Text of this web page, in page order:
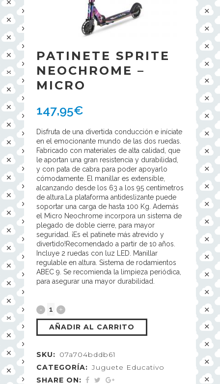
PATINETE SPRITE
NEOCHROME –
MICRO
147,95€
Disfruta de una divertida conducción e iníciate
en el emocionante mundo de las dos ruedas.
Fabricado con materiales de alta calidad, que
le aportan una gran resistencia y durabilidad,
y con pata de cabra para poder apoyarlo
cómodamente. El manillar es extensible,
alcanzando desde los 63 a los 95 centímetros
de altura.La plataforma antideslizante puede
soportar una carga de hasta 100 Kg. Además
el Micro Neochrome incorpora un sistema de
plegado de doble cierre, para mayor
seguridad. ¡Es el patinete más atrevido y
divertido!Recomendado a partir de 10 años.
Incluye 2 ruedas con luz LED. Manillar
regulable en altura. Sistema de rodamientos
ABEC 9. Se recomienda la limpieza periódica,
para asegurar una mayor durabilidad.
AÑADIR AL CARRITO
SKU: 07a704bddb61
CATEGORÍA: Juguete Educativo
SHARE ON: